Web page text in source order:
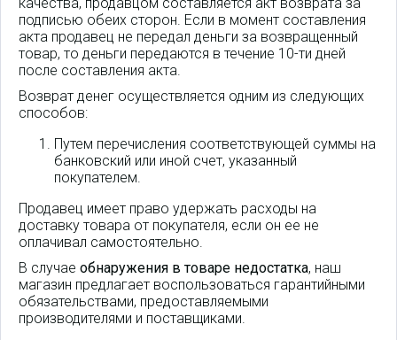
подписью обеих сторон. Если в момент составления
акта продавец не передал деньги за возвращенный
товар, то деньги передаются в течение 10-ти дней
после составления акта.
Возврат денег осуществляется одним из следующих
способов:
Путем перечисления соответствующей суммы на
банковский или иной счет, указанный
покупателем.
Продавец имеет право удержать расходы на
доставку товара от покупателя, если он ее не
оплачивал самостоятельно.
В случае обнаружения в товаре недостатка, наш
магазин предлагает воспользоваться гарантийными
обязательствами, предоставляемыми
производителями и поставщиками.